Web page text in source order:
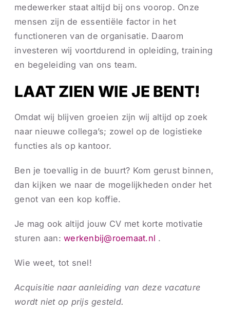
medewerker staat altijd bij ons voorop. Onze
mensen zijn de essentiële factor in het
functioneren van de organisatie. Daarom
investeren wij voortdurend in opleiding, training
en begeleiding van ons team.
LAAT ZIEN WIE JE BENT!
Omdat wij blijven groeien zijn wij altijd op zoek
naar nieuwe collega’s; zowel op de logistieke
functies als op kantoor.
Ben je toevallig in de buurt? Kom gerust binnen,
dan kijken we naar de mogelijkheden onder het
genot van een kop koffie.
Je mag ook altijd jouw CV met korte motivatie
sturen aan:werkenbij@roemaat.nl .
Wie weet, tot snel!
Acquisitie naar aanleiding van deze vacature
wordt niet op prijs gesteld.